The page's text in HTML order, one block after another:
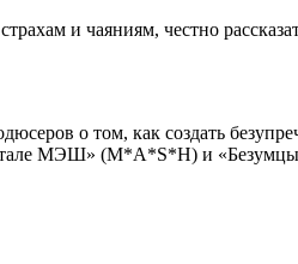
и чаяниям, честно
о том, как создать
МЭШ» (M*A*S*H) и